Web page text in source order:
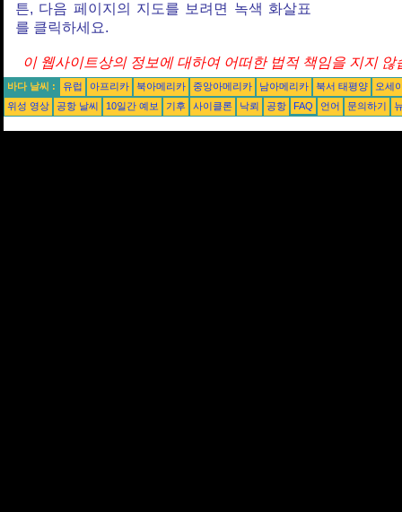
튼, 다음 페이지의 지도를 보려면 녹색 화살표
를 클릭하세요.
이 웹사이트상의 정보에 대하여 어떠한 법적 책임을 지지 않
바다 날씨 : 유럽 아프리카 북아메리카 중앙아메리카 남아메리카 북서 태평양
오세
위성 영상
공항 날씨 10일간 예보 기후 사이클론 낙뢰 공항 FAQ 언어 문의하기